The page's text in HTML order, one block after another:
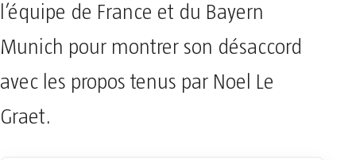
l’équipe de France et du Bayern
Munich pour montrer son désaccord
avec les propos tenus par Noel Le
Graet.